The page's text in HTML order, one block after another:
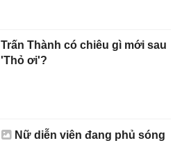
Trấn Thành có chiêu gì mới sau
'Thỏ ơi'?
Nữ diễn viên đang phủ sóng